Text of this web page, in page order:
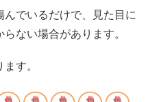
でいるだけで、見た目に
ない場合があります。
す。